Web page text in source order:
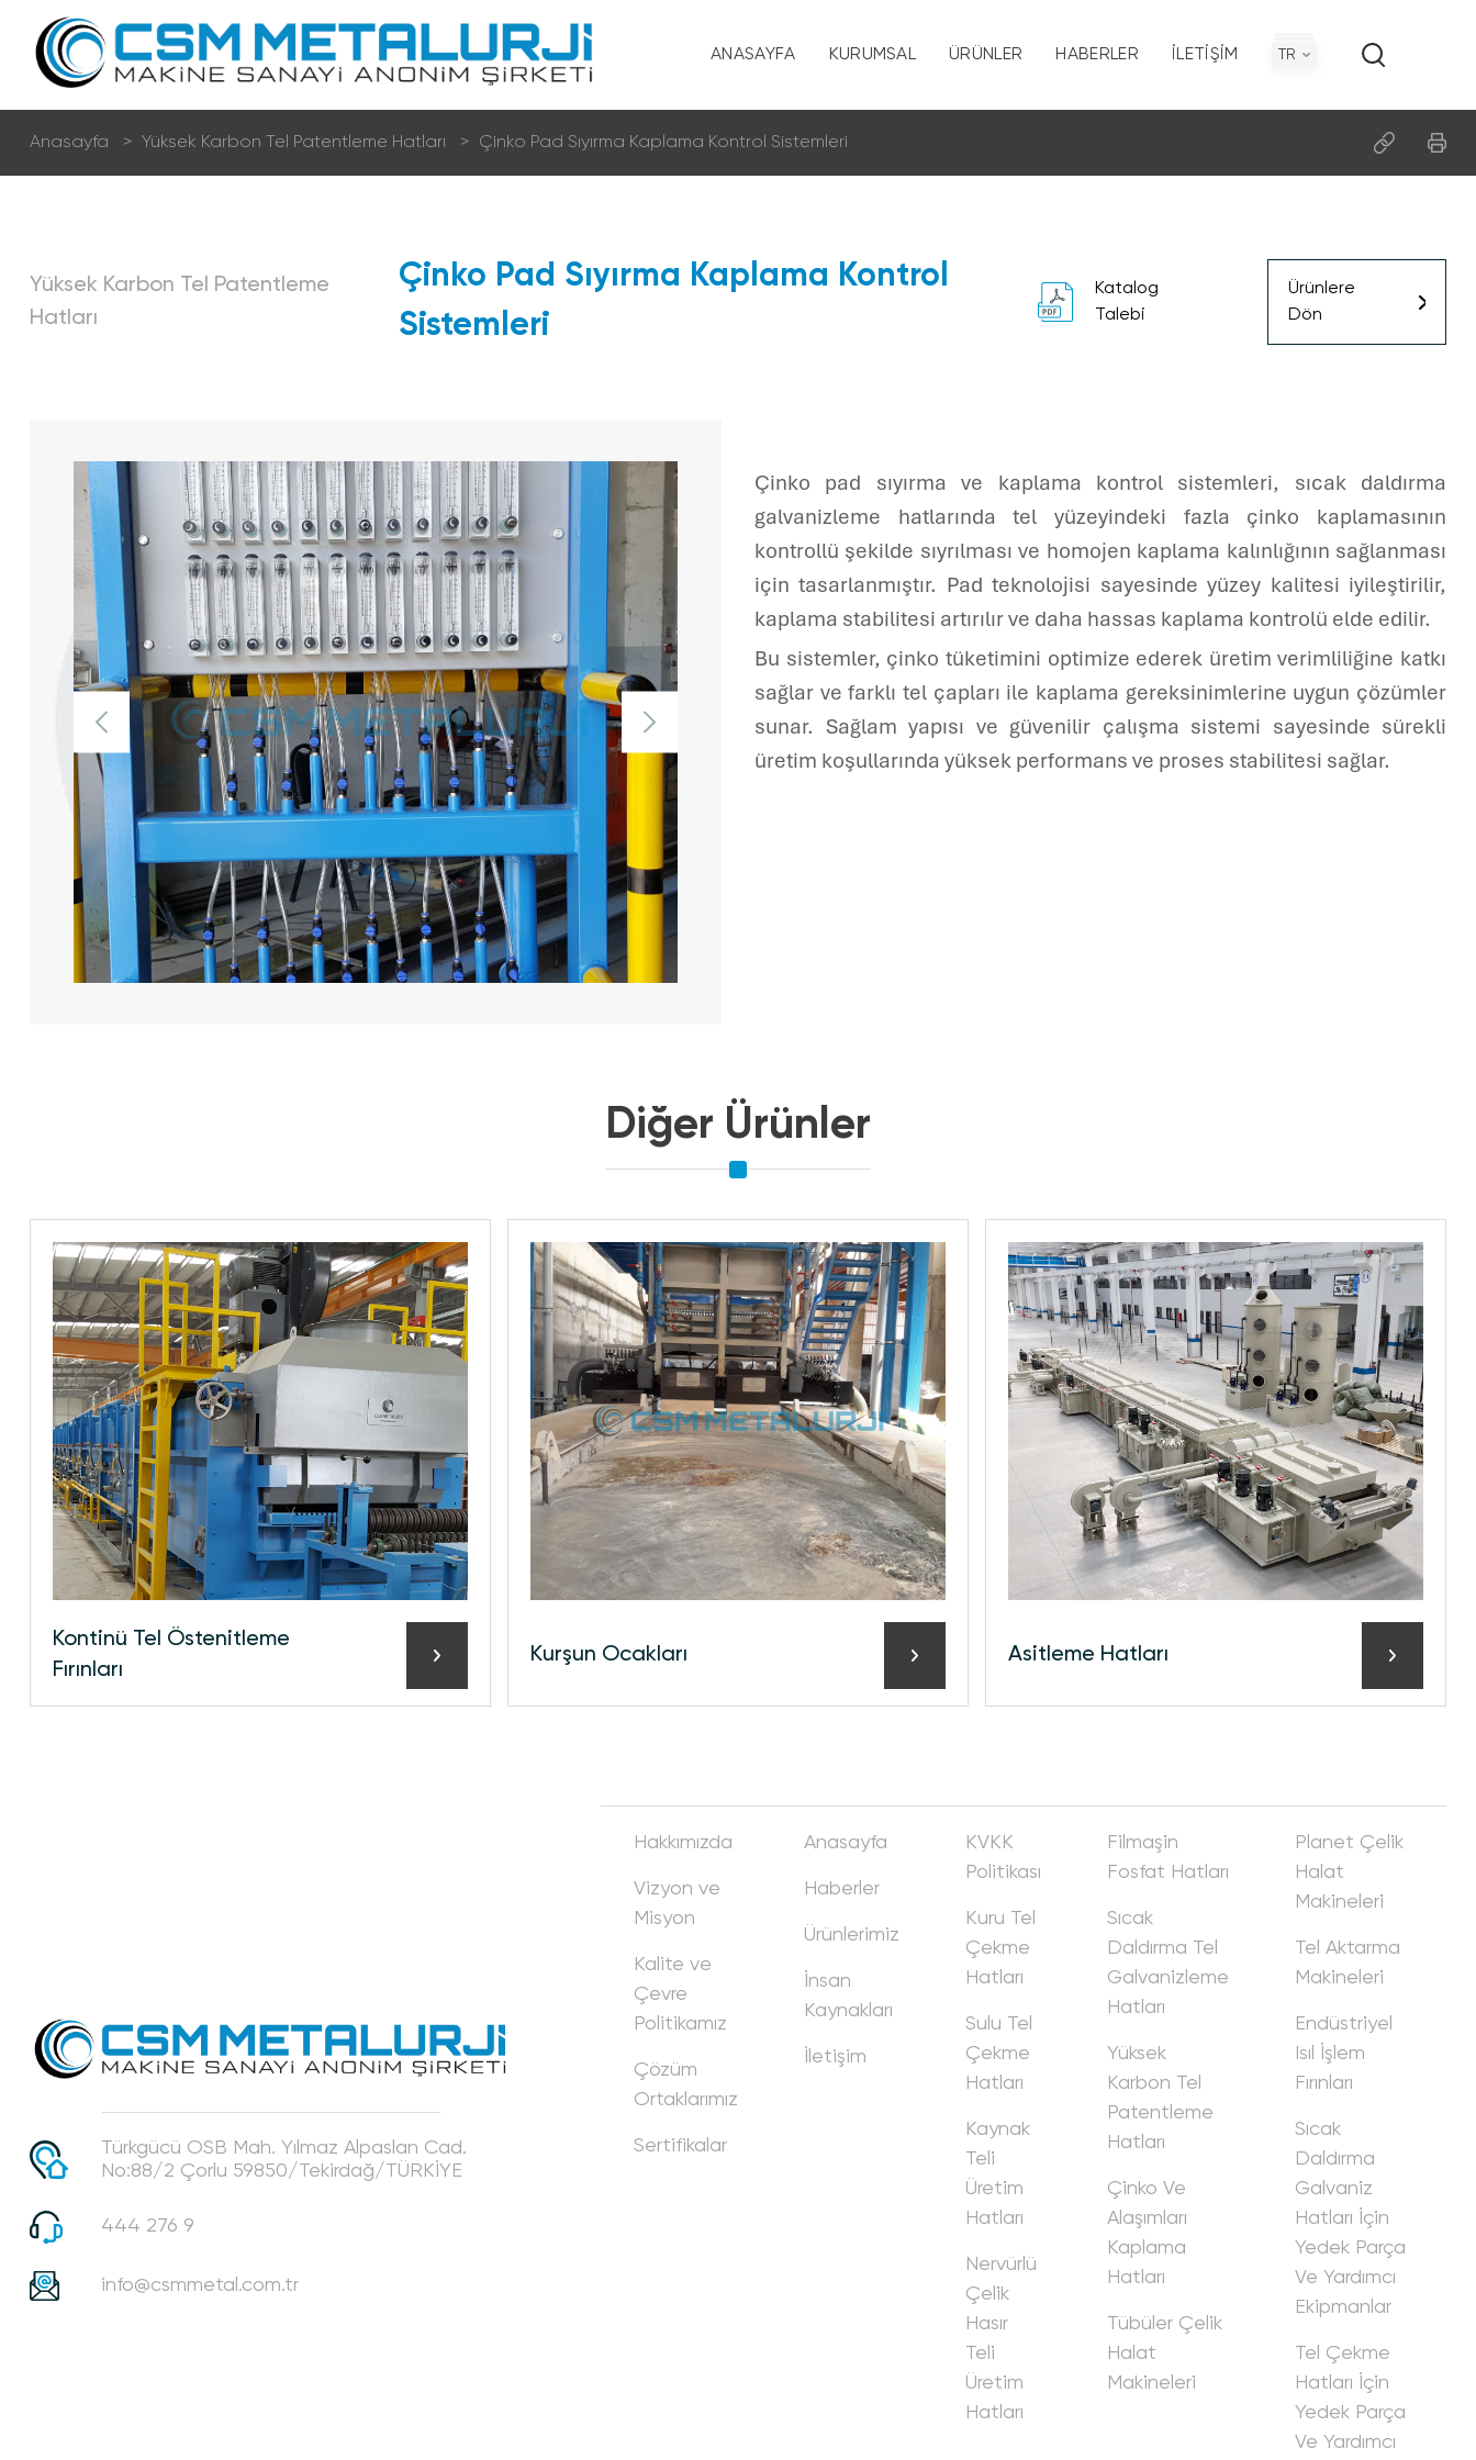
ANASAYFA KURUMSAL
Kalite ve Çevre Politikamız
Servis Formu
ÜRÜNLER
Sıcak Daldırma Tel Galvani̇zleme Hatları
Yüksek Karbon Tel Patentleme Hatları
Çinko Ve Alaşımları Kaplama Hatları
Tübüler Çelik Halat Makineleri
Planet Çelik Halat Makineleri
Tel Aktarma Makineleri
Endüstriyel Isıl İşlem Fırınları
Sıcak Daldırma Galvaniz Hatları İçin Yedek
Parça Ve Yardımcı Ekipmanlar
Tel Çekme Hatları İçin Yedek Parça Ve
Yardımcı Ekipmanlar
HABERLER İLETIŞIM TR
Anasayfa Yüksek Karbon Tel Patentleme Hatları Çi̇nko Pad Sıyırma Kaplama Kontrol Si̇stemleri̇
Yüksek Karbon Tel Patentleme
Hatları
Çi̇nko Pad Sıyırma Kaplama Kontrol
Si̇stemleri̇
Katalog
Talebi
Ürünlere
Dön
Çinko pad sıyırma ve kaplama kontrol sistemleri, sıcak daldırma
galvanizleme hatlarında tel yüzeyindeki fazla çinko kaplamasının
kontrollü şekilde sıyrılması ve homojen kaplama kalınlığının sağlanması
için tasarlanmıştır. Pad teknolojisi sayesinde yüzey kalitesi iyileştirilir,
kaplama stabilitesi artırılır ve daha hassas kaplama kontrolü elde edilir.
Bu sistemler, çinko tüketimini optimize ederek üretim verimliliğine katkı
sağlar ve farklı tel çapları ile kaplama gereksinimlerine uygun çözümler
sunar. Sağlam yapısı ve güvenilir çalışma sistemi sayesinde sürekli
üretim koşullarında yüksek performans ve proses stabilitesi sağlar.
Diğer Ürünler
Konti̇nü Tel Östeni̇tleme
Fırınları
Kurşun Ocakları Asi̇tleme Hatları
Türkgücü OSB Mah. Yılmaz Alpaslan Cad.
No:88/2 Çorlu 59850/Tekirdağ/TÜRKİYE
444 276 9
info@csmmetal.com.tr
Hakkımızda
Vizyon ve
Misyon
Kalite ve
Çevre
Politikamız
Çözüm
Ortaklarımız
Sertifikalar
Anasayfa
Haberler
Ürünlerimiz
İnsan
Kaynakları
İletişim
KVKK
Politikası
Kuru Tel
Çekme
Hatları
Sulu Tel
Çekme
Hatları
Kaynak
Teli̇
Üreti̇m
Hatları
Nervürlü
Çeli̇k
Hasır
Teli̇
Üreti̇m
Hatları
Fi̇lmaşi̇n
Fosfat Hatları
Sıcak
Daldırma Tel
Galvani̇zleme
Hatları
Yüksek
Karbon Tel
Patentleme
Hatları
Çi̇nko Ve
Alaşımları
Kaplama
Hatları
Tübüler Çeli̇k
Halat
Maki̇neleri̇
Planet Çeli̇k
Halat
Maki̇neleri̇
Tel Aktarma
Maki̇neleri̇
Endüstri̇yel
Isıl İşlem
Fırınları
Sıcak
Daldırma
Galvani̇z
Hatları İçi̇n
Yedek Parça
Ve Yardımcı
Eki̇pmanlar
Tel Çekme
Hatları İçi̇n
Yedek Parça
Ve Yardımcı